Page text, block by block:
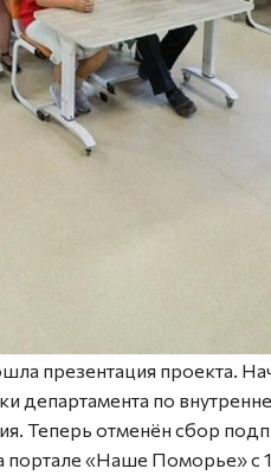
презентация проекта.
департамента по
Теперь отменён сбор
«Наше Поморье» с